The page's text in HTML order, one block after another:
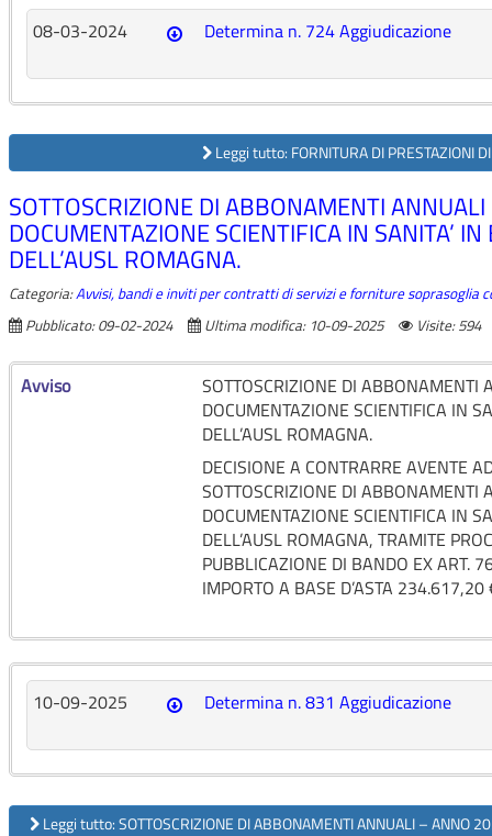
08-03-2024 Determina n. 724 Aggiudicazione
Leggi tutto: FORNITURA DI PRESTAZIONI
SOTTOSCRIZIONE DI ABBONAMENTI
DOCUMENTAZIONE SCIENTIFICA IN SANITA’
DELL’AUSL ROMAGNA.
Categoria:Avvisi, bandi e inviti per contratti di servizi e forniture soprasoglia
Pubblicato: 09-02-2024
Ultima modifica: 10-09-2025 Visite: 594
Avviso
SOTTOSCRIZIONE DI
DOCUMENTAZIONE SCIENTIFICA IN
DELL’AUSL ROMAGNA.
DECISIONE A CONTRARRE AVENTE
SOTTOSCRIZIONE DI
DOCUMENTAZIONE SCIENTIFICA IN
DELL’AUSL ROMAGNA, TRAMITE
PUBBLICAZIONE DI BANDO EX ART.
IMPORTO A BASE D’ASTA
10-09-2025 Determina n. 831 Aggiudicazione
Leggi tutto: SOTTOSCRIZIONE DI ABBONAMENTI ANNUALI – ANNO